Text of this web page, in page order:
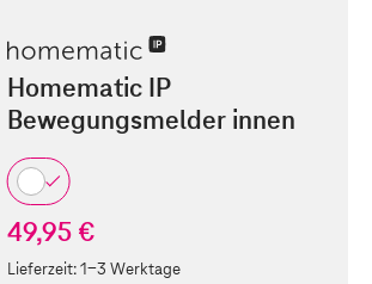
Homematic IP
Bewegungsmelder innen
49,95 €
Lieferzeit:1-3 Werktage